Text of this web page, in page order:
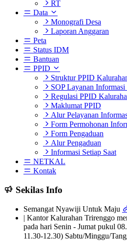
RT
Data
Monografi Desa
Laporan Anggaran
Peta
Status IDM
Bantuan
PPID
Struktur PPID
SOP Layanan
Regulasi PPID
Maklumat PPID
Alur Pelayanan
Form Permohonan
Form Pengaduan
Alur Pengaduan
Informasi Setiap Saat
NETKAL
Kontak
Sekilas Info
Semangat Nyawiji Untuk Maju
| Kantor Kalurahan Trirenggo
pada hari Senin - Jumat pukul
11.30-12.30) Sabtu/Minggu/